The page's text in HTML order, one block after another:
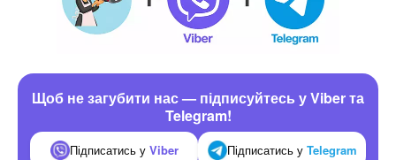
Щоб не загубити нас — підписуйтесь у Viber та
Telegram!
Підписатись у Viber Підписатись у Telegram